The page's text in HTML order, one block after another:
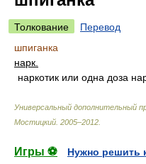
Толкование
Перевод
шпиганка
нарк.
наркотик или одна доза
Универсальный дополнительный
Мостицкий 2005–2012
Игры ⚽
Нужно решить